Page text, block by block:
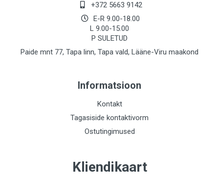
+372 5663 9142
E-R 9.00-18.00
L 9.00-15.00
P SULETUD
Paide mnt 77, Tapa linn, Tapa vald, Lääne-Viru maakond
Informatsioon
Kontakt
Tagasiside kontaktivorm
Ostutingimused
Kliendikaart